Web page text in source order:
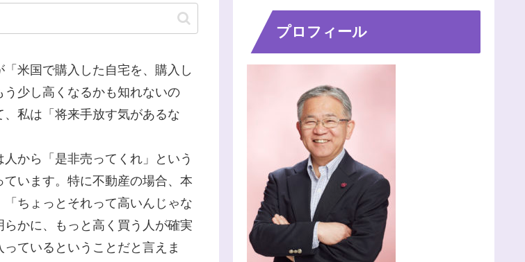
米国で購入した自宅を、購入し
少し高くなるかも知れないの
私は「将来手放す気があるな
から「是非売ってくれ」という
います。特に不動産の場合、本
ちょっとそれって高いんじゃな
かに、もっと高く買う人が確実
ているということだと言えま
プロフィール